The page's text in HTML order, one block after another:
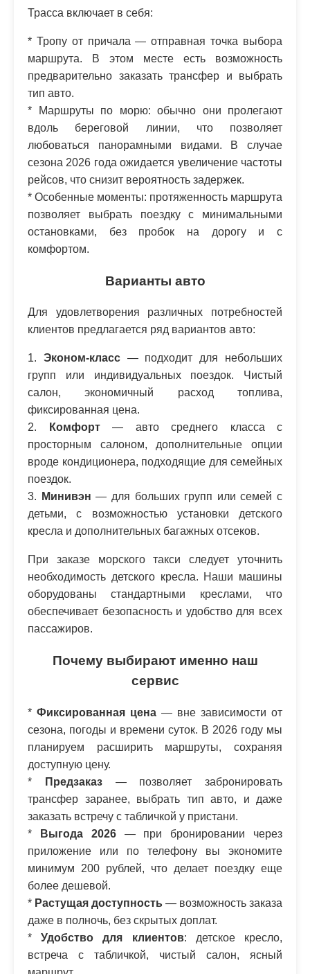
Трасса включает в себя:
* Тропу от причала — отправная точка выбора
маршрута. В этом месте есть возможность
предварительно заказать трансфер и выбрать
тип авто.
* Маршруты по морю: обычно они пролегают
вдоль береговой линии, что позволяет
любоваться панорамными видами. В случае
сезона 2026 года ожидается увеличение частоты
рейсов, что снизит вероятность задержек.
* Особенные моменты: протяженность маршрута
позволяет выбрать поездку с минимальными
остановками, без пробок на дорогу и с
комфортом.
Варианты авто
Для удовлетворения различных потребностей
клиентов предлагается ряд вариантов авто:
1. Эконом-класс— подходит для небольших
групп или индивидуальных поездок. Чистый
салон, экономичный расход топлива,
фиксированная цена.
2.
Комфорт— авто среднего класса с
просторным салоном, дополнительные опции
вроде кондиционера, подходящие для семейных
поездок.
3.
Минивэн — для больших групп или семей с
детьми, с возможностью установки детского
кресла и дополнительных багажных отсеков.
При заказе морского такси следует уточнить
необходимость детского кресла. Наши машины
оборудованы стандартными креслами, что
обеспечивает безопасность и удобство для всех
пассажиров.
Почему выбирают именно наш
сервис
* Фиксированная цена — вне зависимости от
сезона, погоды и времени суток. В 2026 году мы
планируем расширить маршруты, сохраняя
доступную цену.
*
Предзаказ— позволяет забронировать
трансфер заранее, выбрать тип авто, и даже
заказать встречу с табличкой у пристани.
*
Выгода 2026— при бронировании через
приложение или по телефону вы экономите
минимум 200 рублей, что делает поездку еще
более дешевой.
* Растущая доступность — возможность заказа
даже в полночь, без скрытых доплат.
*Удобство для клиентов: детское кресло,
встреча с табличкой, чистый салон, ясный